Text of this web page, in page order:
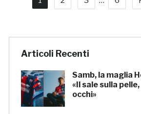
Articoli Recenti
Samb, la maglia
«Il sale sulla
occhi»